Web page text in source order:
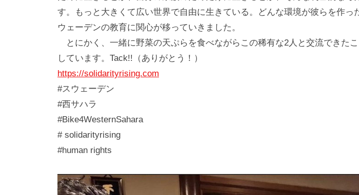
す。もっと大きくて広い世界で自由に生きている。どんな環境が彼らを作っ
ウェーデンの教育に関心が移っていきました。
とにかく、一緒に野菜の天ぷらを食べながらこの稀有な2人と交流できた
しています。Tack!!（ありがとう！）
https://solidarityrising.com
#スウェーデン
#西サハラ
#Bike4WesternSahara
# solidarityrising
#human rights